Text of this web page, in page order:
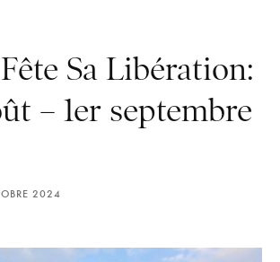
Sa Libération:
– 1er septembre
2024